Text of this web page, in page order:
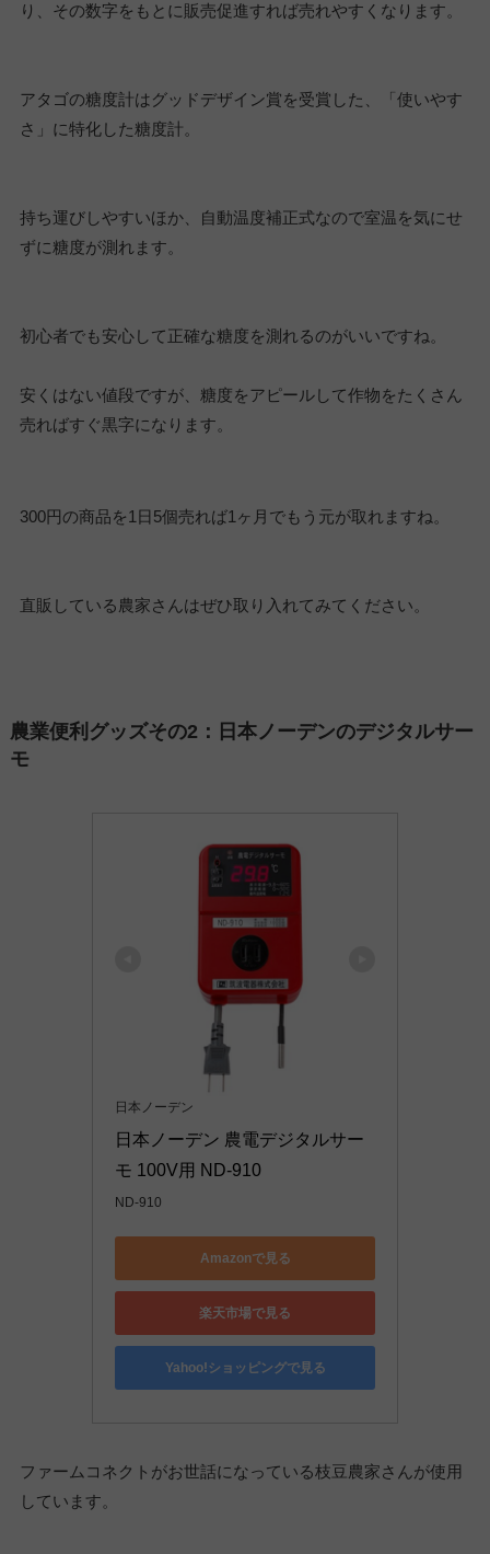
り、その数字をもとに販売促進すれば売れやすくなります。
アタゴの糖度計はグッドデザイン賞を受賞した、「使いやす
さ」に特化した糖度計。
持ち運びしやすいほか、自動温度補正式なので室温を気にせ
ずに糖度が測れます。
初心者でも安心して正確な糖度を測れるのがいいですね。
安くはない値段ですが、糖度をアピールして作物をたくさん
売ればすぐ黒字になります。
300円の商品を1日5個売れば1ヶ月でもう元が取れますね。
直販している農家さんはぜひ取り入れてみてください。
農業便利グッズその2：日本ノーデンのデジタルサー
モ
日本ノーデン
日本ノーデン 農電デジタルサー
モ 100V用 ND-910
ND-910
Amazonで見る
楽天市場で見る
Yahoo!ショッピングで見る
ファームコネクトがお世話になっている枝豆農家さんが使用
しています。